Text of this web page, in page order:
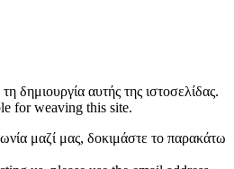
δημιουργία αυτής της ιστοσελίδας.
for weaving this site.
μαζί μας, δοκιμάστε το παρακάτω